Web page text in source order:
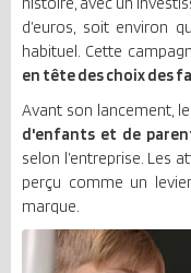
d’euros, soit environ
habituel. Cette
en tête des choix des
Avant son lancement,
d'enfants et de
selon l’entreprise. Les
perçu comme un
marque.